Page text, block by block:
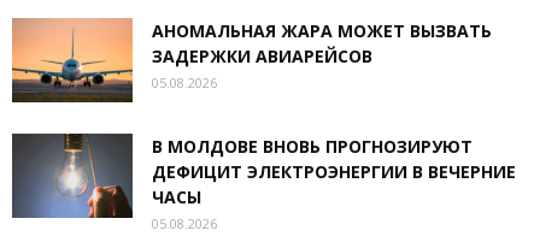
АНОМАЛЬНАЯ ЖАРА МОЖЕТ ВЫЗВАТЬ
ЗАДЕРЖКИ АВИАРЕЙСОВ
05.08.2026
В МОЛДОВЕ ВНОВЬ ПРОГНОЗИРУЮТ
ДЕФИЦИТ ЭЛЕКТРОЭНЕРГИИ В ВЕЧЕРНИЕ
ЧАСЫ
05.08.2026